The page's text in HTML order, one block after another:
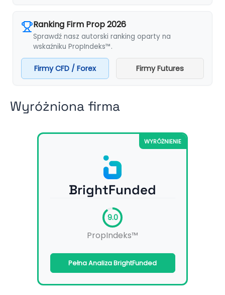
Ranking Firm Prop 2026
Sprawdź nasz autorski ranking oparty na
wskaźniku PropIndeks™.
Firmy CFD / Forex Firmy Futures
Wyróżniona firma
WYRÓŻNIENIE
BrightFunded
9.0
PropIndeks™
Pełna Analiza BrightFunded